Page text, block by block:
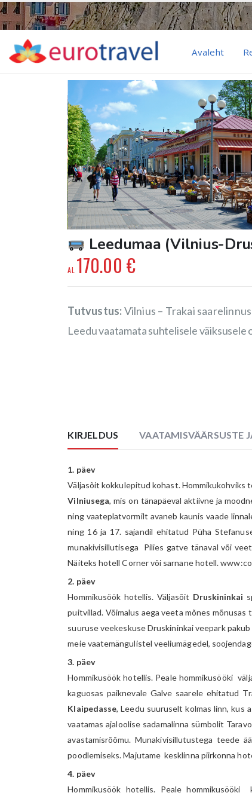
Avaleht
Leedumaa (Vilnius-
170.00 €
Tutvustus:Vilnius – Trakai
Leedu vaatamata suhtelisele väiksusele
KIRJELDUS VAATAMISVÄÄRSUSTE
1. päev
Väljasõit kokkulepitud kohast. Hommikukohviks
Vilniusega, mis on tänapäeval aktiivne ja
ning vaateplatvormilt avaneb kaunis vaade
ning 16 ja 17. sajandil ehitatud Püha
munakivisillutisega Pilies gatve tänaval või
Näiteks hotell Corner või sarnane hotell.
2. päev
Hommikusöök hotellis. Väljasõit Druskininkai
puitvillad. Võimalus aega veeta mõnes
suuruse veekeskuse Druskininkai veepark
meie vaatemängulistel veeliumägedel,
3. päev
Hommikusöök hotellis. Peale hommikusööki
kaguosas paiknevale Galve saarele ehitatud
Klaipedasse, Leedu suuruselt kolmas linn, kus
vaatamas ajaloolise sadamalinna sümbolit
avastamisrõõmu. Munakivisillutustega teede
poodlemiseks. Majutame kesklinna piirkonna
4. päev
Hommikusöök hotellis. Peale